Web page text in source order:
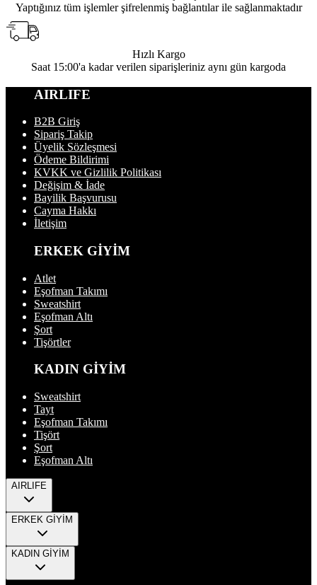
Yaptığınız tüm işlemler şifrelenmiş bağlantılar ile sağlanmaktadır
Hızlı Kargo
Saat 15:00'a kadar verilen siparişleriniz aynı gün kargoda
AIRLIFE
B2B Giriş
Sipariş Takip
Üyelik Sözleşmesi
Ödeme Bildirimi
KVKK ve Gizlilik Politikası
Değişim & İade
Bayilik Başvurusu
Cayma Hakkı
İletişim
ERKEK GİYİM
Atlet
Eşofman Takımı
Sweatshirt
Eşofman Altı
Şort
Tişörtler
KADIN GİYİM
Sweatshirt
Tayt
Eşofman Takımı
Tişört
Şort
Eşofman Altı
AIRLIFE
ERKEK GİYİM
KADIN GİYİM